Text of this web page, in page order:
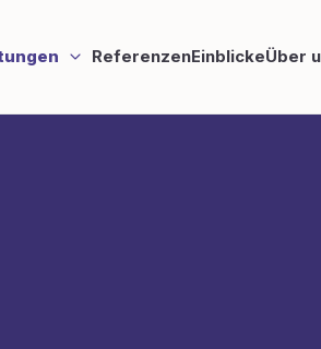
ReferenzenEinblickeÜber